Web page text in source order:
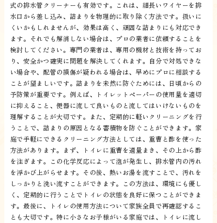
式の排水管クリーナーも有効です。これは、細長いワイヤーを排
水口から差し込み、詰まりを物理的に取り除く方法です。扱いに
くいかもしれませんが、効果は高く、頑固な詰まりにも対応でき
ます。それでも解消しない場合は、プロの業者に依頼することを
検討してください。専門の業者は、専用の機材と技術を持ってお
り、安全かつ確実に問題を解決してくれます。自分で対処できな
い場合や、配管の損傷が疑われる場合は、早めにプロに相談する
ことが望ましいです。詰まりを未然に防ぐためには、日頃からの
予防策が重要です。例えば、トイレットペーパーの使用量を適切
に抑えること、便器に流して良いものと流してはいけないものを
理解することが大切です。また、定期的に軽いクリーニングを行
うことで、詰まりの原因となる蓄積物を防ぐことができます。家
庭で手軽にできるクリーニング方法としては、重曹と酢を使った
方法があります。まず、トイレに重曹を適量まき、その上から酢
を注ぎます。この化学反応によって泡が発生し、排水管内の汚れ
を浮かび上がらせます。その後、熱いお湯を流すことで、汚れを
しっかりと洗い流すことができます。この方法は、環境にも優し
く、定期的に行うことでトイレの状態を良好に保つことができま
す。最後に、トイレの使用方法について家族全員で再確認するこ
とも大切です。特に小さなお子様がいる家庭では、トイレに流し